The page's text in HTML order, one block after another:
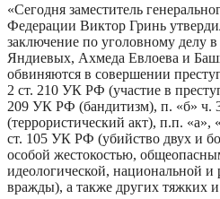
«Сегодня заместитель
Федерации Виктор Гринь
заключение по уголовному делу
Яндиевых, Ахмеда Евлоева и
обвиняются в совершении
2 ст. 210 УК РФ (участие в
209 УК РФ (бандитизм), п. «б» ч.
(террористический акт), п.п. «а»,
ст. 105 УК РФ (убийство двух и
особой жестокостью,
идеологической, национальной и
вражды), а также других тяжких